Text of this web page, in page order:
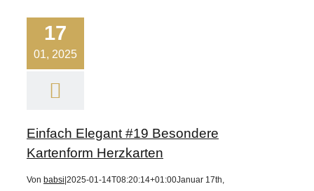
17
01, 2025
Einfach Elegant #19 Besondere
Kartenform Herzkarten
Von babsi 2025-01-14T08:20:14+01:00Januar 17th,